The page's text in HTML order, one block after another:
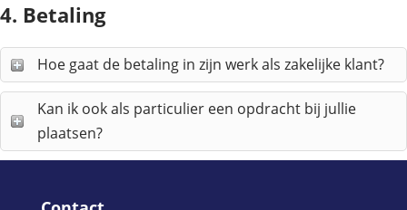
4. Betaling
Hoe gaat de betaling in zijn werk als zakelijke klant?
Kan ik ook als particulier een opdracht bij jullie
plaatsen?